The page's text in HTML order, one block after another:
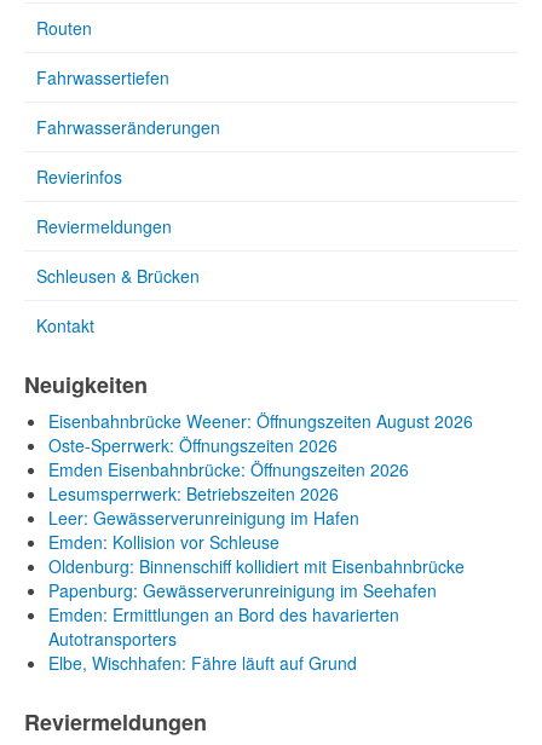
Routen
Fahrwassertiefen
Fahrwasseränderungen
Revierinfos
Reviermeldungen
Schleusen & Brücken
Kontakt
Neuigkeiten
Eisenbahnbrücke Weener: Öffnungszeiten August 2026
Oste-Sperrwerk: Öffnungszeiten 2026
Emden Eisenbahnbrücke: Öffnungszeiten 2026
Lesumsperrwerk: Betriebszeiten 2026
Leer: Gewässerverunreinigung im Hafen
Emden: Kollision vor Schleuse
Oldenburg: Binnenschiff kollidiert mit Eisenbahnbrücke
Papenburg: Gewässerverunreinigung im Seehafen
Emden: Ermittlungen an Bord des havarierten
Autotransporters
Elbe, Wischhafen: Fähre läuft auf Grund
Reviermeldungen